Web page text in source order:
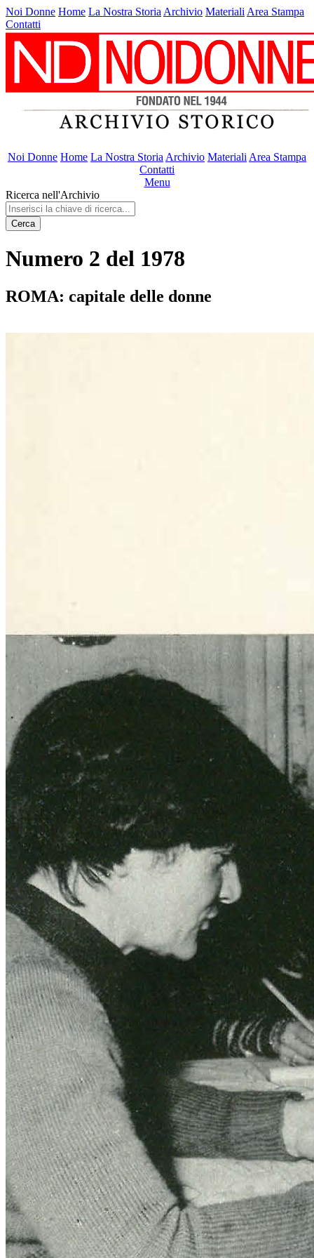
Noi Donne Home La Nostra Storia Archivio Materiali Area Stampa
Contatti
Noi Donne Home La Nostra Storia Archivio Materiali Area Stampa
Contatti
Menu
Ricerca nell'Archivio
Cerca
Numero 2 del 1978
ROMA: capitale delle donne